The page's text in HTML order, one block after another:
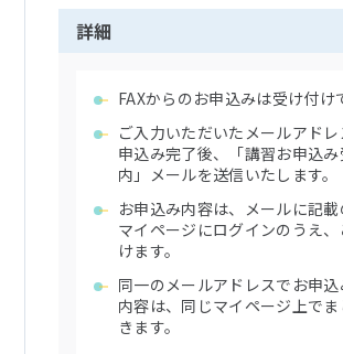
詳細
FAXからのお申込みは受け付け
ご入力いただいたメールアド
申込み完了後、「講習お申込
内」メールを送信いたします。
お申込み内容は、メールに記
マイページにログインのうえ
けます。
同一のメールアドレスでお申
内容は、同じマイページ上で
きます。